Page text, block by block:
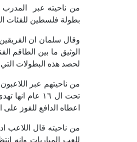
من ناحيته عبر المدرب
بطولة فلسطين للفئات
وقال سلمان ان
الوثيق ما بين الطاقم
لحصد هذه البطولات
من ناحيتهم عبر
تحت ال ١٦
اعطاه الدافع للفوز
للعب المباريات وانه